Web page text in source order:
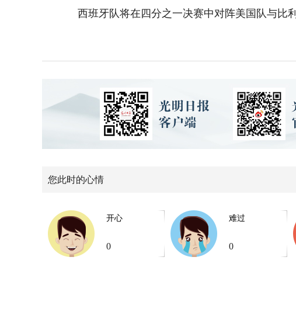
西班牙队将在四分之一决赛中对阵美国队与比利
您此时的心情
开心
0
难过
0